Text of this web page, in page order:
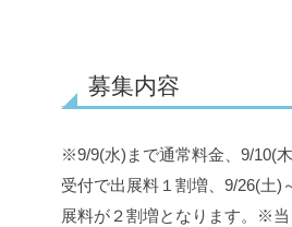
募集内容
※9/9(水)まで通常料金、9/10(
受付で出展料１割増、9/26(土)
展料が２割増となります。
※当